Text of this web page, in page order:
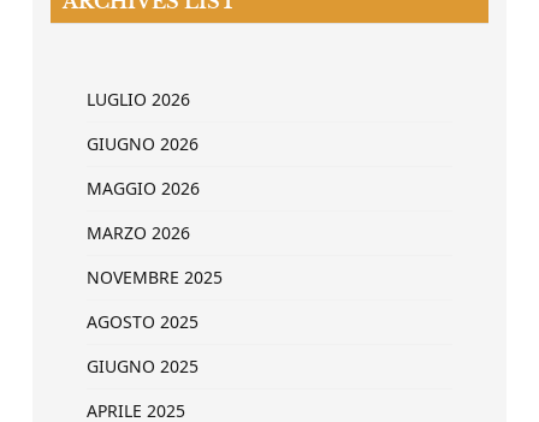
LUGLIO 2026
GIUGNO 2026
MAGGIO 2026
MARZO 2026
NOVEMBRE 2025
AGOSTO 2025
GIUGNO 2025
APRILE 2025